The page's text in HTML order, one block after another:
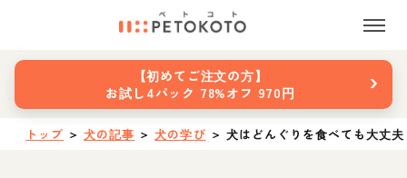
【初めてご注文の方】
お試し4パック 78%オフ 970円
›
トップ ＞ 犬の記事 ＞ 犬の学び ＞ 犬はどんぐりを食べても大丈